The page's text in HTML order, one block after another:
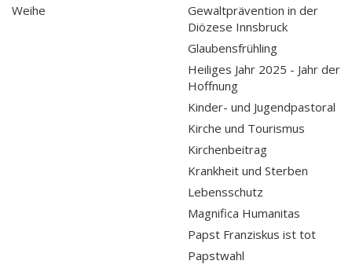
Weihe
Gewaltprävention in der
Diözese Innsbruck
Glaubensfrühling
Heiliges Jahr 2025 - Jahr der
Hoffnung
Kinder- und Jugendpastoral
Kirche und Tourismus
Kirchenbeitrag
Krankheit und Sterben
Lebensschutz
Magnifica Humanitas
Papst Franziskus ist tot
Papstwahl